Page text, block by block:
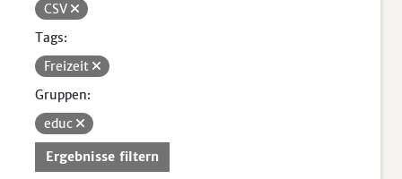
CSV
Tags:
Freizeit
Gruppen:
educ
Ergebnisse filtern